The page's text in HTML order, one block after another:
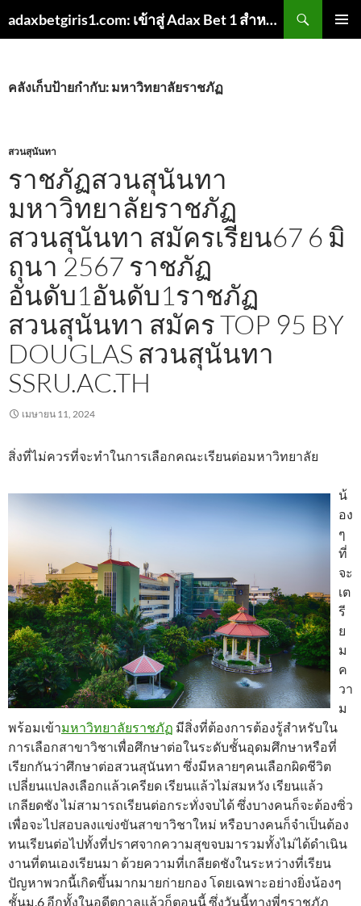
adaxbetgiris1.com: เข้าสู่ Adax Bet 1 สำหรับการเดิมพันออนไลน์
เนื้อหา
คลังเก็บป้ายกำกับ: มหาวิทยาลัยราชภัฏ
สวนสุนันทา
ราชภัฏสวนสุนันทา
มหาวิทยาลัยราชภัฏ
สวนสุนันทา สมัครเรียน67 6 มิ
ถุนา 2567 ราชภัฏ
อันดับ1อันดับ1ราชภัฏ
สวนสุนันทา สมัคร TOP 95 BY
DOUGLAS สวนสุนันทา
SSRU.AC.TH
เมษายน 11, 2024
สิ่งที่ไม่ควรที่จะทำในการเลือกคณะเรียนต่อมหาวิทยาลัย
น้
อง
ๆ
ที่
จะ
เต
รี
ย
ม
ค
วา
ม
พร้อมเข้ามหาวิทยาลัยราชภัฏ มีสิ่งที่ต้องการต้องรู้สำหรับใน
การเลือกสาขาวิชาเพื่อศึกษาต่อในระดับชั้นอุดมศึกษาหรือที่
เรียกกันว่าศึกษาต่อสวนสุนันทา ซึ่งมีหลายๆคนเลือกผิดชีวิต
เปลี่ยนแปลงเลือกแล้วเครียด เรียนแล้วไม่สมหวัง เรียนแล้ว
เกลียดชัง ไม่สามารถเรียนต่อกระทั่งจบได้ ซึ่งบางคนก็จะต้องซิ่ว
เพื่อจะไปสอบลงแข่งขันสาขาวิชาใหม่ หรือบางคนก็จำเป็นต้อง
ทนเรียนต่อไปทั้งที่ปราศจากความสุขจบมารวมทั้งไม่ได้ดำเนิน
งานที่ตนเองเรียนมา ด้วยความที่เกลียดชังในระหว่างที่เรียน
ปัญหาพวกนี้เกิดขึ้นมากมายก่ายกอง โดยเฉพาะอย่างยิ่งน้องๆ
ชั้นม.6 อีกทั้งในอดีตกาลแล้วก็ตอนนี้ ซึ่งวันนี้ทางพี่ๆราชภัฏ